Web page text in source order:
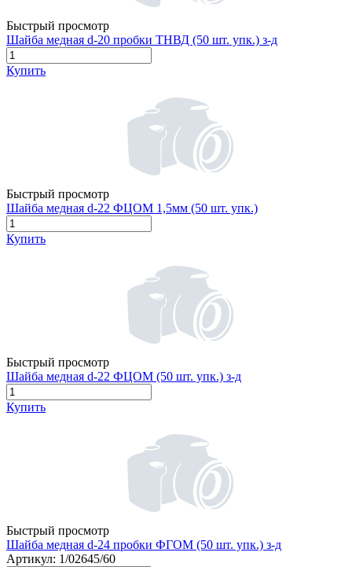
Быстрый просмотр
Шайба медная d-20 пробки ТНВД (50 шт. упк.) з-д
Купить
Быстрый просмотр
Шайба медная d-22 ФЦОМ 1,5мм (50 шт. упк.)
Купить
Быстрый просмотр
Шайба медная d-22 ФЦОМ (50 шт. упк.) з-д
Купить
Быстрый просмотр
Шайба медная d-24 пробки ФГОМ (50 шт. упк.) з-д
Артикул: 1/02645/60